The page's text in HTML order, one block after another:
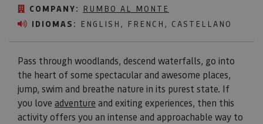
COMPANY: RUMBO AL MONTE
IDIOMAS: ENGLISH, FRENCH, CASTELLANO
Pass through woodlands, descend waterfalls, go into
the heart of some spectacular and awesome places,
jump, swim and breathe nature in its purest state. If
you love adventure and exiting experiences, then this
activity offers you an intense and approachable way to